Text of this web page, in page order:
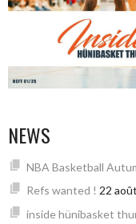
NEWS
NBA Basketball
Refs wanted ! 22
inside hünibasket